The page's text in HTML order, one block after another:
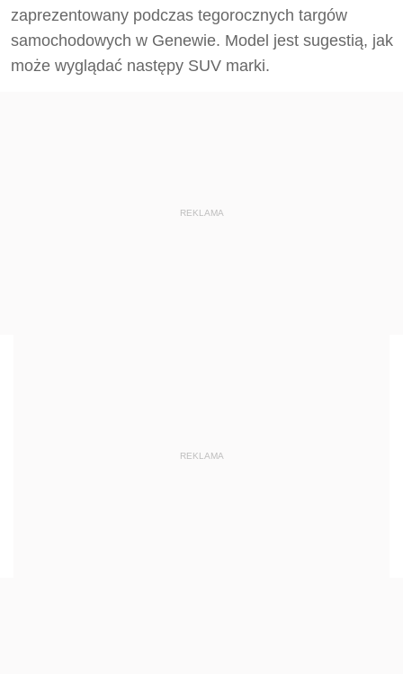
zaprezentowany podczas tegorocznych targów
samochodowych w Genewie. Model jest sugestią, jak
może wyglądać następy SUV marki.
REKLAMA
REKLAMA